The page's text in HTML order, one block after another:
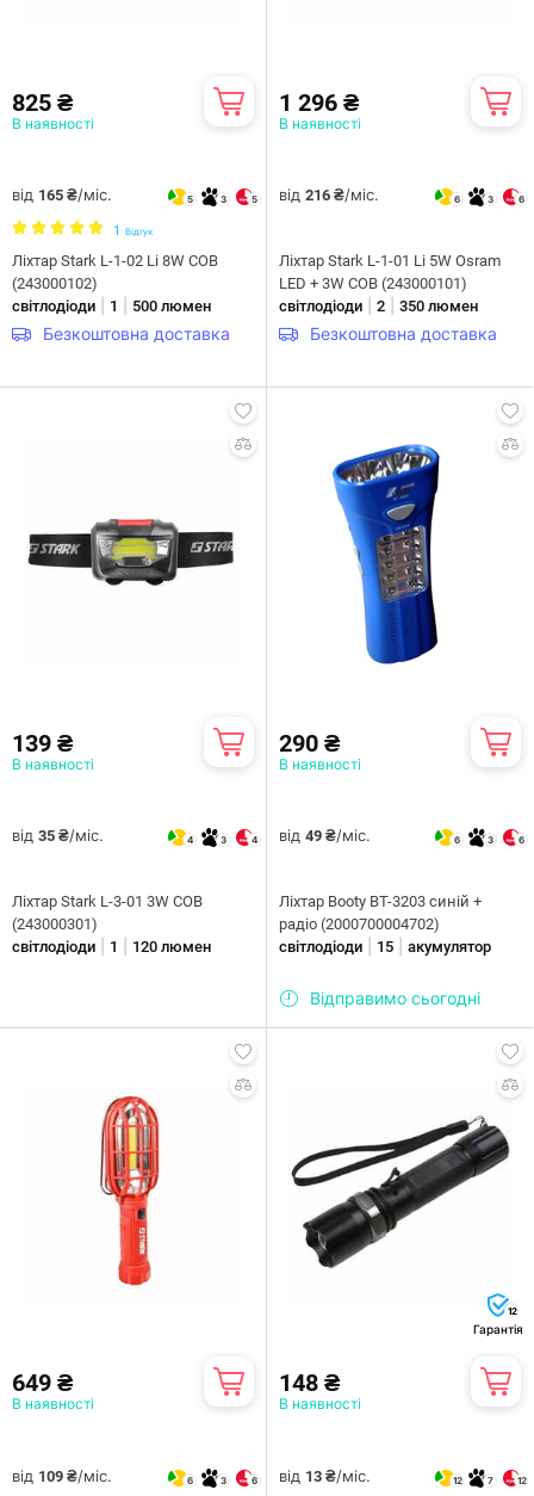
825 ₴
В наявності
від 165 ₴/міс. 5 3 5
1 Відгук
Ліхтар Stark L-1-02 Li 8W COB
(243000102)
світлодіоди
1 500 люмен
Безкоштовна доставка
1 296 ₴
В наявності
від 216 ₴/міс. 6 3 6
Ліхтар Stark L-1-01 Li 5W Osram
LED + 3W COB (243000101)
світлодіоди
2 350 люмен
Безкоштовна доставка
139 ₴
В наявності
від 35 ₴/міс. 4 3 4
Ліхтар Stark L-3-01 3W COB
(243000301)
світлодіоди
1 120 люмен
290 ₴
В наявності
від 49 ₴/міс. 6 3 6
Ліхтар Booty BT-3203 синій +
радіо (2000700004702)
світлодіоди
15 акумулятор
Відправимо сьогодні
649 ₴
В наявності
від 109 ₴/міс. 6 3 6
12
Гарантія
148 ₴
В наявності
від 13 ₴/міс. 12 7 12